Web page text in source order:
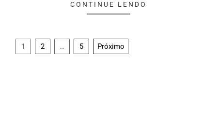
CONTINUE LENDO
1 2 … 5 Próximo